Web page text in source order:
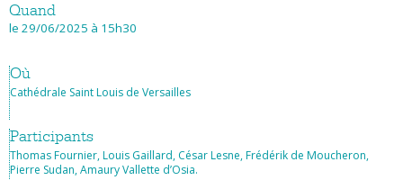
Quand
le 29/06/2025 à 15h30
Où
Cathédrale Saint Louis de Versailles
Participants
Thomas Fournier, Louis Gaillard, César Lesne, Frédérik de Moucheron,
Pierre Sudan, Amaury Vallette d’Osia.